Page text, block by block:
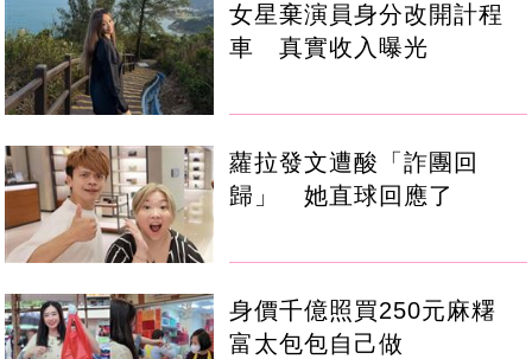
女星棄演員身分改開計程
車 真實收入曝光
蘿拉發文遭酸「詐團回
歸」 她直球回應了
身價千億照買250元麻糬
富太包包自己做